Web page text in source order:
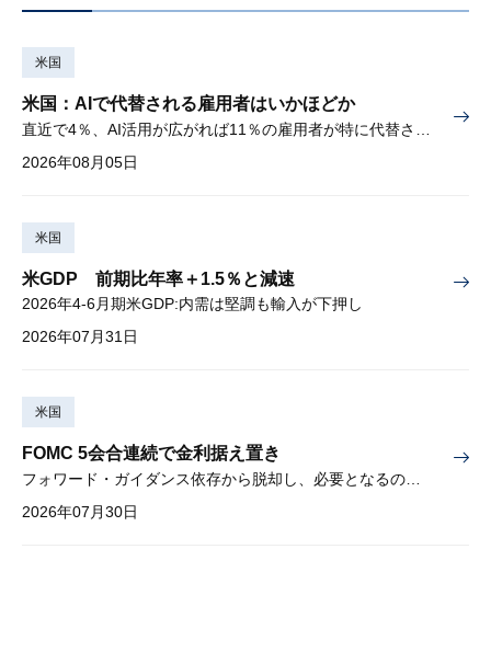
米国
米国：AIで代替される雇用者はいかほどか
2026年08月05日
米国
米GDP 前期比年率＋1.5％と減速
2026年4-6月期米GDP:内需は堅調も輸入が下押し
2026年07月31日
米国
FOMC 5会合連続で金利据え置き
2026年07月30日